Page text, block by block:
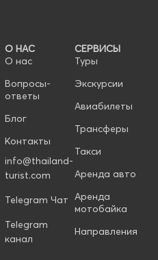
О НАС
О нас
Вопросы-
ответы
Блог
Контакты
info@thailand-
turist.com
Telegram Чат
Telegram
канал
СЕРВИСЫ
Туры
Экскурсии
Авиабилеты
Трансферы
Такси
Аренда авто
Аренда
мотобайка
Направления